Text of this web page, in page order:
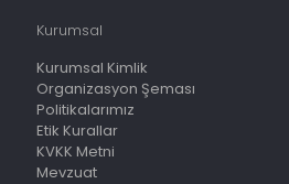
Kurumsal
Kurumsal Kimlik
Organizasyon Şeması
Politikalarımız
Etik Kurallar
KVKK Metni
Mevzuat